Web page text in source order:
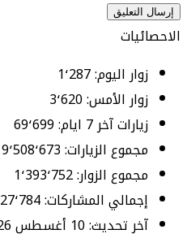
الاحصائيات
زوار اليوم:1٬287
زوار الأمس:3٬620
زيارات آخر 7 ايام:
69٬699
مجموع الزيارات:9٬508٬673
مجموع الزوار:1٬393٬752
إجمالي المشاركات:27٬784
آخر تحديث:10 أغسطس 2026